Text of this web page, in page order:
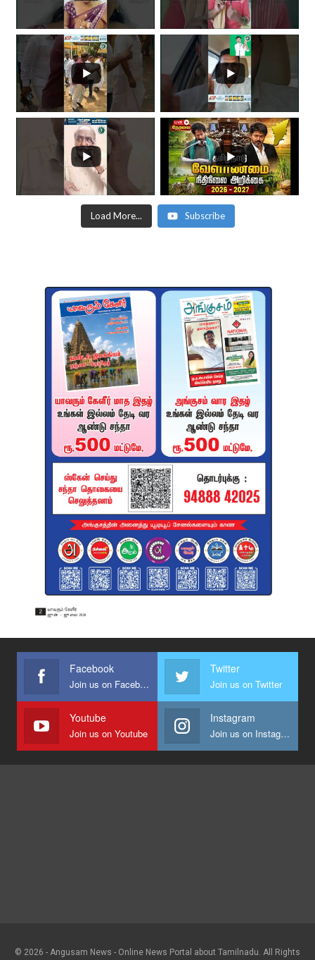
Load More... Subscribe
Facebook
Join us on Facebook
Twitter
Join us on Twitter
Youtube
Join us on Youtube
Instagram
Join us on Instagram
© 2026 - Angusam News - Online News Portal about Tamilnadu. All Rights